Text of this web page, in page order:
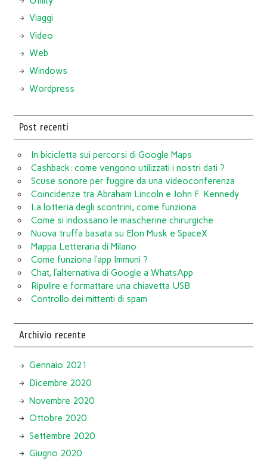
Viaggi
Video
Web
Windows
Wordpress
Post recenti
In bicicletta sui percorsi di Google Maps
Cashback: come vengono utilizzati i nostri dati ?
Scuse sonore per fuggire da una videoconferenza
Coincidenze tra Abraham Lincoln e John F. Kennedy
La lotteria degli scontrini, come funziona
Come si indossano le mascherine chirurgiche
Nuova truffa basata su Elon Musk e SpaceX
Mappa Letteraria di Milano
Come funziona l’app Immuni ?
Chat, l’alternativa di Google a WhatsApp
Ripulire e formattare una chiavetta USB
Controllo dei mittenti di spam
Archivio recente
Gennaio 2021
Dicembre 2020
Novembre 2020
Ottobre 2020
Settembre 2020
Giugno 2020